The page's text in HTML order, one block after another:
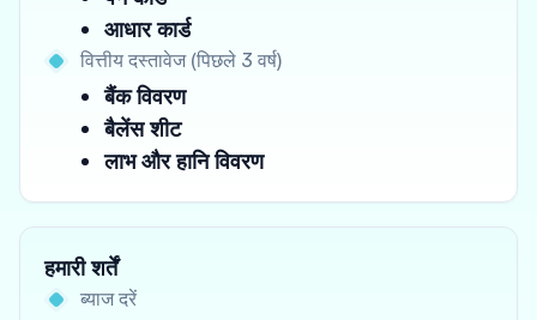
आधार कार्ड
वित्तीय दस्तावेज (पिछले 3 वर्ष)
बैंक विवरण
बैलेंस शीट
लाभ और हानि विवरण
हमारी शर्तें
ब्याज दरें